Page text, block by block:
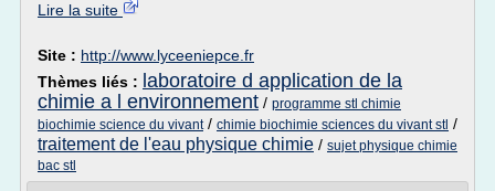
Lire la suite
Site : http://www.lyceeniepce.fr
Thèmes liés : laboratoire d application de la
chimie a l environnement / programme stl chimie
biochimie science du vivant/ chimie biochimie sciences du vivant stl /
traitement de l'eau physique chimie / sujet physique chimie
bac stl